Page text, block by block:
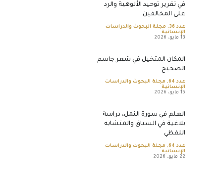
في تقرير توحيد الألوهية والرد
على المخالفين
عدد 36 , مجلة البحوث والدراسات
الإنسانية
13 مايو، 2026
المكان المتخيل في شعر جاسم
الصحيح
عدد 64 , مجلة البحوث والدراسات
الإنسانية
15 مايو، 2026
العلم في سورة النمل، دراسة
بلاغية في السياق والمتشابه
اللفظي
عدد 64 , مجلة البحوث والدراسات
الإنسانية
22 مايو، 2026